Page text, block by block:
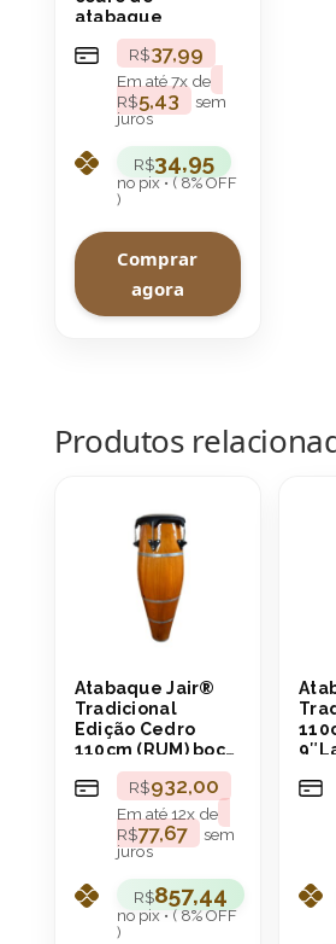
atabaque
R$37,99
Em até7x de
R$5,43
sem
juros
R$34,95
no pix • ( 8% OFF
)
Comprar
agora
Produtos
Atabaque Jair®
Tradicional
Edição Cedro
110cm (RUM) boca
9″ Aro
Confortável
R$932,00
Em até12x de
R$77,67
sem
juros
R$857,44
no pix • ( 8% OFF
)